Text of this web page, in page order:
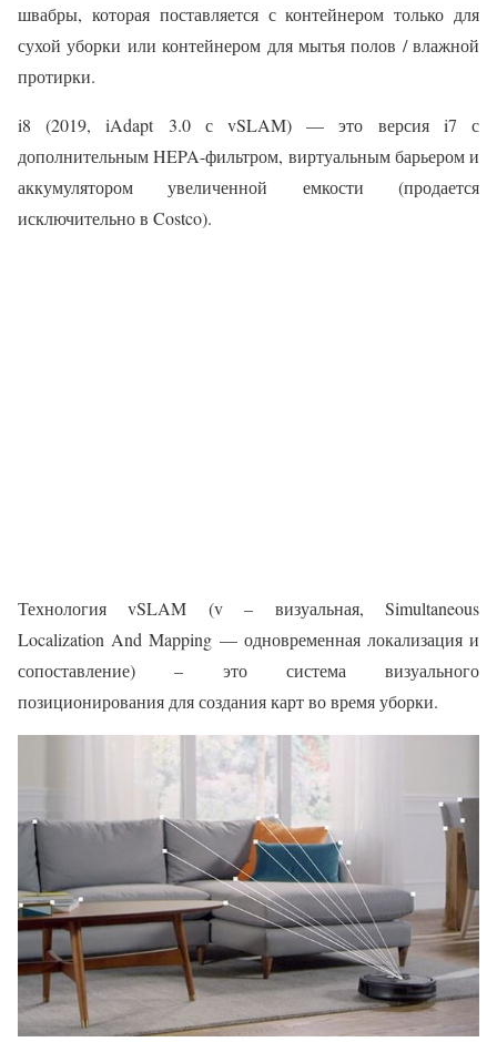
швабры, которая поставляется с контейнером только для
сухой уборки или контейнером для мытья полов / влажной
протирки.
i8 (2019, iAdapt 3.0 с vSLAM) — это версия i7 с
дополнительным HEPA-фильтром, виртуальным барьером и
аккумулятором увеличенной емкости (продается
исключительно в Costco).
Технология vSLAM (v – визуальная, Simultaneous
Localization And Mapping — одновременная локализация и
сопоставление) – это система визуального
позиционирования для создания карт во время уборки.